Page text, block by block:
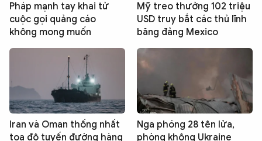
Pháp mạnh tay khai tử
cuộc gọi quảng cáo
không mong muốn
Mỹ treo thưởng 102 triệu
USD truy bắt các thủ lĩnh
băng đảng Mexico
Iran và Oman thống nhất
tọa độ tuyến đường hàng
Nga phóng 28 tên lửa,
phòng không Ukraine